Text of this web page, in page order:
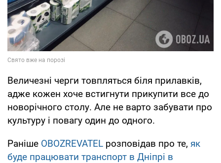
Величезні черги товпляться біля прилавків,
адже кожен хоче встигнути прикупити все до
новорічного столу. Але не варто забувати про
культуру і повагу один до одного.
Раніше OBOZREVATEL розповідав про те, як
буде працювати транспорт в Дніпрі в